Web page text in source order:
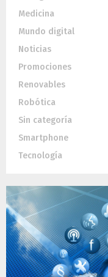
Medicina
Mundo digital
Noticias
Promociones
Renovables
Robótica
Sin categoría
Smartphone
Tecnología